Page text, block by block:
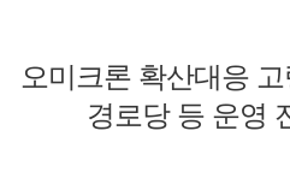
오미크론 확산대응
경로당 등 운영